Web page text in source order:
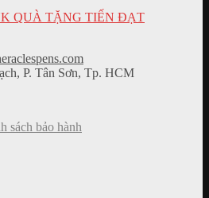
QUÀ TẶNG TIẾN ĐẠT
P. Tân Sơn, Tp. HCM
sách bảo hành